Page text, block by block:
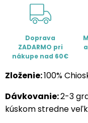
Doprava
ZADARMO pri
nákupe nad 60€
Zloženie:100%
Dávkovanie:2-3
kúskom stredne